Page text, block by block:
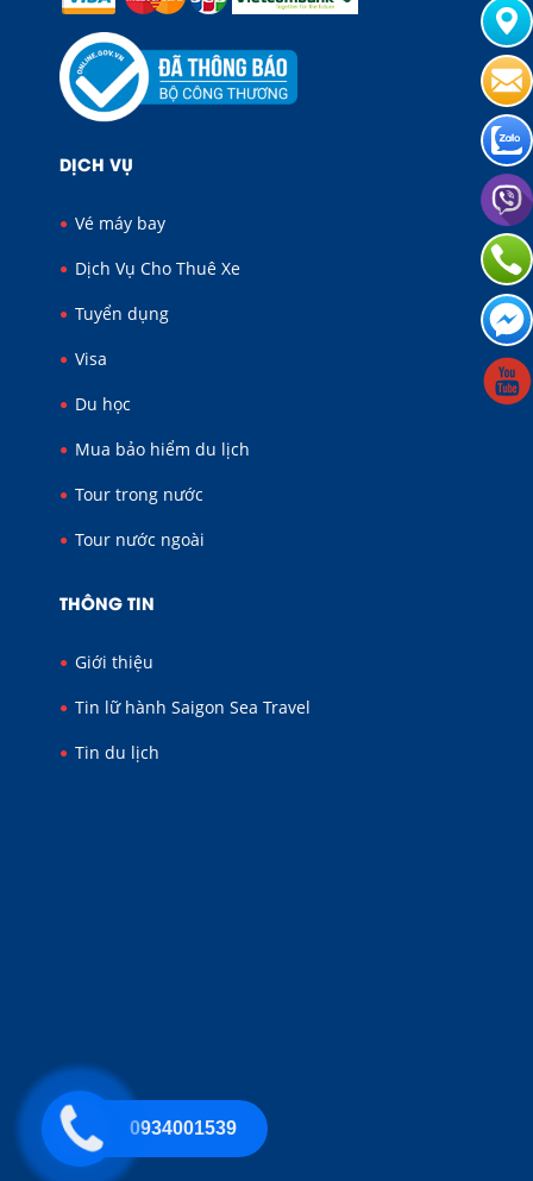
DỊCH VỤ
Vé máy bay
Dịch Vụ Cho Thuê Xe
Tuyển dụng
Visa
Du học
Mua bảo hiểm du lịch
Tour trong nước
Tour nước ngoài
THÔNG TIN
Giới thiệu
Tin lữ hành Saigon Sea Travel
Tin du lịch
0934001539